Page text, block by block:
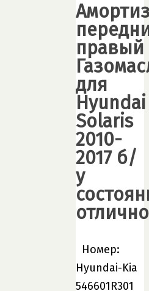
правый
для
Hyundai
Solaris
2010-
2017 б/
у
Номер:
Hyundai-Kia
546601R301